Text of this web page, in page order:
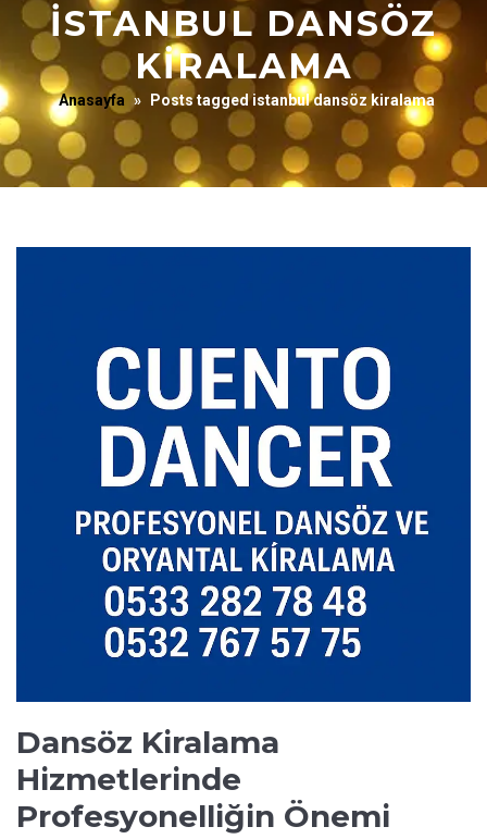
ISTANBUL DANSÖZ
KIRALAMA
Anasayfa » Posts tagged istanbul dansöz kiralama
Dansöz Kiralama
Hizmetlerinde
Profesyonelliğin Önemi